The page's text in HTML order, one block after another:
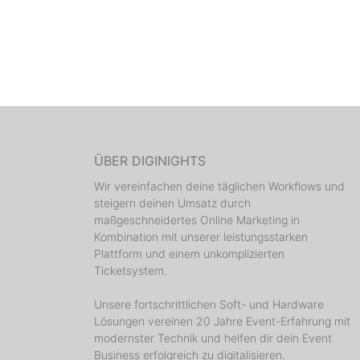
ÜBER DIGINIGHTS
Wir vereinfachen deine täglichen Workflows und
steigern deinen Umsatz durch
maßgeschneidertes Online Marketing in
Kombination mit unserer leistungsstarken
Plattform und einem unkomplizierten
Ticketsystem.
Unsere fortschrittlichen Soft- und Hardware
Lösungen vereinen 20 Jahre Event-Erfahrung mit
modernster Technik und helfen dir dein Event
Business erfolgreich zu digitalisieren.